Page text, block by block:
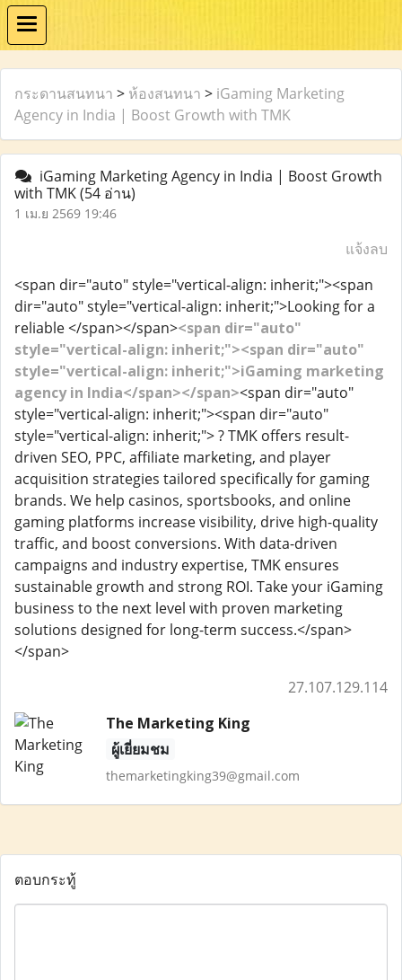
กระดานสนทนา > ห้องสนทนา > iGaming Marketing
Agency in India | Boost Growth with TMK
iGaming Marketing Agency in India | Boost Growth
with TMK(54 อ่าน)
1 เม.ย 2569 19:46
แจ้งลบ
<span dir="auto" style="vertical-align: inherit;"><span
dir="auto" style="vertical-align: inherit;">Looking for a
reliable </span></span><span dir="auto"
style="vertical-align: inherit;"><span dir="auto"
style="vertical-align: inherit;">iGaming marketing
agency in India</span></span><span dir="auto"
style="vertical-align: inherit;"><span dir="auto"
style="vertical-align: inherit;"> ? TMK offers result-
driven SEO, PPC, affiliate marketing, and player
acquisition strategies tailored specifically for gaming
brands. We help casinos, sportsbooks, and online
gaming platforms increase visibility, drive high-quality
traffic, and boost conversions. With data-driven
campaigns and industry expertise, TMK ensures
sustainable growth and strong ROI. Take your iGaming
business to the next level with proven marketing
solutions designed for long-term success.</span>
</span>
27.107.129.114
The Marketing King
ผู้เยี่ยมชม
themarketingking39@gmail.com
ตอบกระทู้